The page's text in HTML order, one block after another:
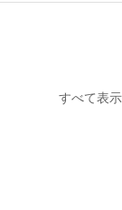
すべて表示